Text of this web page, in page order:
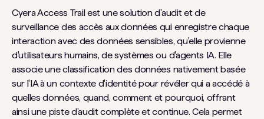
Cyera Access Trail est une solution d'audit et de
surveillance des accès aux données qui enregistre chaque
interaction avec des données sensibles, qu'elle provienne
d'utilisateurs humains, de systèmes ou d'agents IA. Elle
associe une classification des données nativement basée
sur l'IA à un contexte d'identité pour révéler qui a accédé à
quelles données, quand, comment et pourquoi, offrant
ainsi une piste d'audit complète et continue. Cela permet